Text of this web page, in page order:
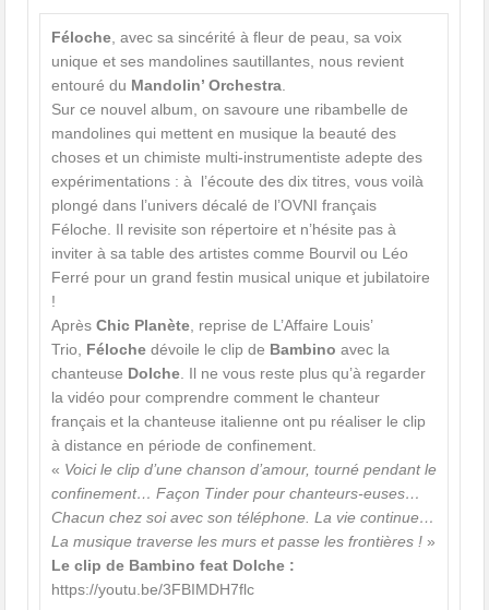
Féloche , avec sa sincérité à fleur de peau, sa voix
unique et ses mandolines sautillantes, nous revient
entouré du Mandolin’ Orchestra
Sur ce nouvel album, on savoure une ribambelle de
mandolines qui mettent en musique la beauté des
choses et un chimiste multi-instrumentiste adepte des
expérimentations : à l’écoute des dix titres, vous voilà
plongé dans l’univers décalé de l’OVNI français
Féloche. Il revisite son répertoire et n’hésite pas à
inviter à sa table des artistes comme Bourvil ou Léo
Ferré pour un grand festin musical unique et jubilatoire
!
AprèsChic Planète , reprise de L’Affaire Louis’
Trio, Féloche dévoile le clip de Bambino avec la
chanteuse Dolche . Il ne vous reste plus qu’à regarder
la vidéo pour comprendre comment le chanteur
français et la chanteuse italienne ont pu réaliser le clip
à distance en période de confinement.
« Voici le clip d’une chanson d’amour, tourné pendant le
confinement… Façon Tinder pour chanteurs-euses…
Chacun chez soi avec son téléphone. La vie continue…
La musique traverse les murs et passe les frontières ! »
Le clip de Bambino feat Dolche :
https://youtu.be/3FBIMDH7flc